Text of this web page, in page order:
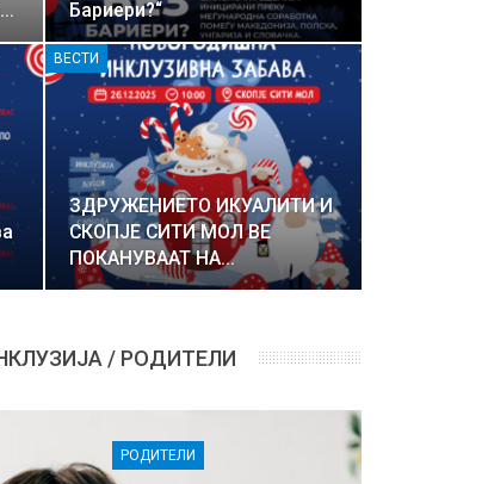
Бариери?“
ВЕСТИ
ЗДРУЖЕНИЕТО ИКУАЛИТИ И
СКОПЈЕ СИТИ МОЛ ВЕ
ПОКАНУВААТ НА…
/ РОДИТЕЛИ
РОДИТЕЛИ